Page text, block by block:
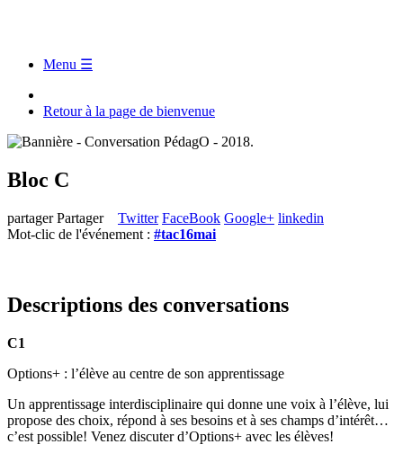
Menu ☰
Retour à la page de bienvenue
Bloc C
partagerPartager Twitter FaceBook Google+ linkedin
Mot-clic de l'événement : #tac16mai
Descriptions des conversations
C1
Options+ : l’élève au centre de son apprentissage
Un apprentissage interdisciplinaire qui donne une voix à l’élève, lui
propose des choix, répond à ses besoins et à ses champs d’intérêt…
c’est possible! Venez discuter d’Options+ avec les élèves!